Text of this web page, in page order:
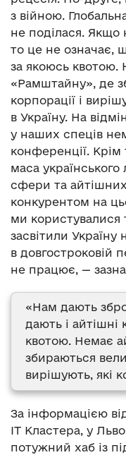
з війною.
не поділася.
то це не означає,
за якоюсь квотою.
«Рамштайну», де
корпорації і
в Україну. На
у наших спеців
конференції. Крім
маса українського
сфери та
конкурентом на
ми користувалися
засвітили Україну
в довгостроковій
не працює, —
«Нам дають
дають і айтішні
квотою. Немає
збираються
вирішують, які
За інформацією
IT Кластера, у
потужний хаб із